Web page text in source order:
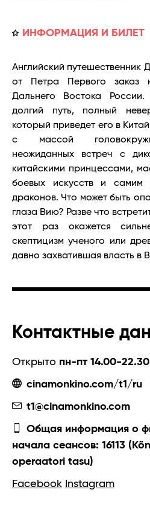
ИНФОРМАЦИЯ И БИЛЕТ
Английский путешественник
от Петра Первого заказ
Дальнего Востока
долгий путь, полный
который приведет его в
с массой
неожиданных встреч с
китайскими принцессами,
боевых искусств и
драконов. Что может быть
глаза Вию? Разве что
этот раз окажется
скептицизм ученого или
давно захватившая власть в
Контактные
Открыто пн-пт 14.00-
cinamonkino.com/t1/ru
t1@cinamonkino.com
Общая информация о
начала сеансов: 16113
operaatori tasu)
Facebook Instagram